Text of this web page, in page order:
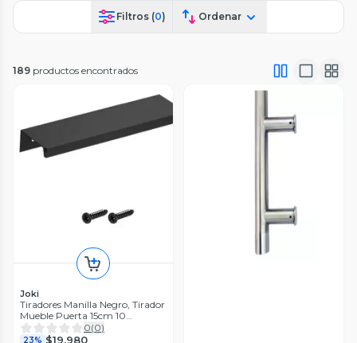
Filtros (0) Ordenar
189 productos encontrados
Joki
Tiradores Manilla Negro, Tirador
Mueble Puerta 15cm 10
Unidades
0(0)
23% $19.980